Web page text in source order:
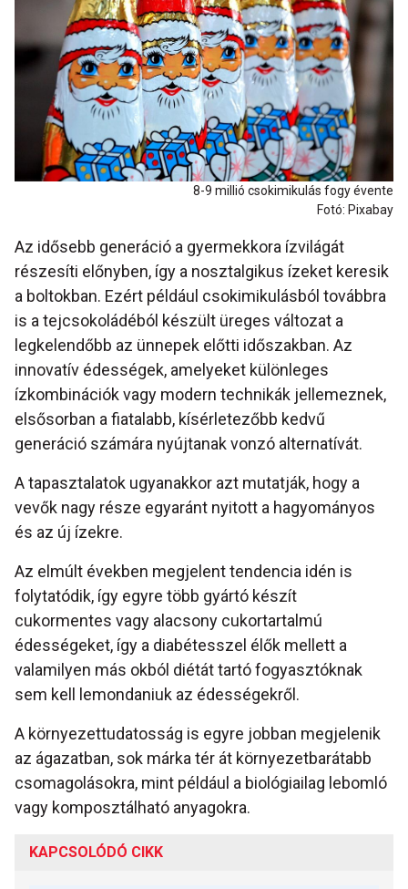
8-9 millió csokimikulás fogy évente
Fotó: Pixabay
Az idősebb generáció a gyermekkora ízvilágát
részesíti előnyben, így a nosztalgikus ízeket keresik
a boltokban. Ezért például csokimikulásból továbbra
is a tejcsokoládéból készült üreges változat a
legkelendőbb az ünnepek előtti időszakban. Az
innovatív édességek, amelyeket különleges
ízkombinációk vagy modern technikák jellemeznek,
elsősorban a fiatalabb, kísérletezőbb kedvű
generáció számára nyújtanak vonzó alternatívát.
A tapasztalatok ugyanakkor azt mutatják, hogy a
vevők nagy része egyaránt nyitott a hagyományos
és az új ízekre.
Az elmúlt években megjelent tendencia idén is
folytatódik, így egyre több gyártó készít
cukormentes vagy alacsony cukortartalmú
édességeket, így a diabétesszel élők mellett a
valamilyen más okból diétát tartó fogyasztóknak
sem kell lemondaniuk az édességekről.
A környezettudatosság is egyre jobban megjelenik
az ágazatban, sok márka tér át környezetbarátabb
csomagolásokra, mint például a biológiailag lebomló
vagy komposztálható anyagokra.
KAPCSOLÓDÓ CIKK